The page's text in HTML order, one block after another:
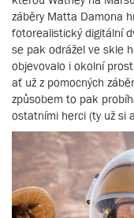
záběry Matta Damona
fotorealistický digitální
se pak odrážel ve skle
objevovalo i okolní
ať už z pomocných
způsobem to pak
ostatními herci (ty už si